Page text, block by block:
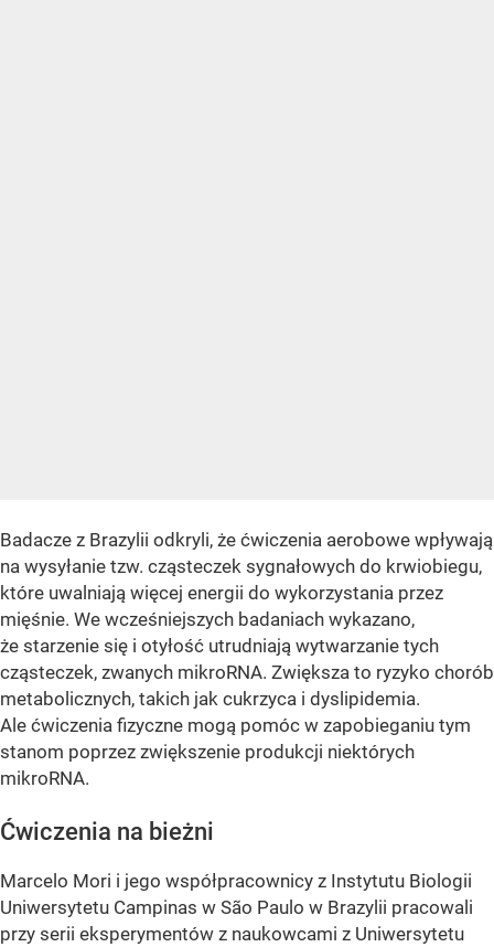
Badacze z Brazylii odkryli, że ćwiczenia aerobowe wpływają
na wysyłanie tzw. cząsteczek sygnałowych do krwiobiegu,
które uwalniają więcej energii do wykorzystania przez
mięśnie. We wcześniejszych badaniach wykazano,
że starzenie się i otyłość utrudniają wytwarzanie tych
cząsteczek, zwanych mikroRNA. Zwiększa to ryzyko chorób
metabolicznych, takich jak cukrzyca i dyslipidemia.
Ale ćwiczenia fizyczne mogą pomóc w zapobieganiu tym
stanom poprzez zwiększenie produkcji niektórych
mikroRNA.
Ćwiczenia na bieżni
Marcelo Mori i jego współpracownicy z Instytutu Biologii
Uniwersytetu Campinas w São Paulo w Brazylii pracowali
przy serii eksperymentów z naukowcami z Uniwersytetu